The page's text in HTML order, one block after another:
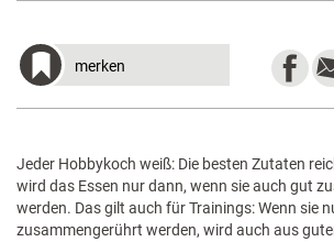
merken
Jeder Hobbykoch weiß: Die besten Zutaten
wird das Essen nur dann, wenn sie auch gut
werden. Das gilt auch für Trainings: Wenn sie
zusammengerührt werden, wird auch aus